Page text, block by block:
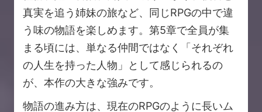
真実を追う姉妹の旅など、同じRPGの中で違
う味の物語を楽しめます。第5章で全員が集
まる頃には、単なる仲間ではなく「それぞれ
の人生を持った人物」として感じられるの
が、本作の大きな強みです。
物語の進み方は、現在のRPGのように長いム